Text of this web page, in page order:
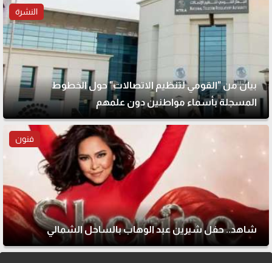
النشرة
بيان من "القومي لتنظيم الاتصالات" حول الخطوط
المسجلة بأسماء مواطنين دون علمهم
فنون
شاهد.. حفل شيرين عبد الوهاب بالساحل الشمالي